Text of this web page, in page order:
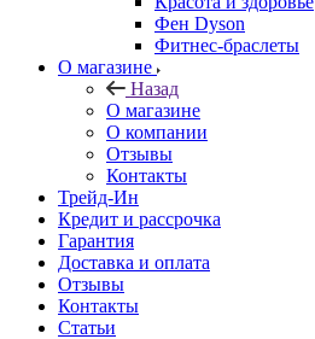
Фен Dyson
Фитнес-браслеты
О магазине
Назад
О магазине
О компании
Отзывы
Контакты
Трейд-Ин
Кредит и рассрочка
Гарантия
Доставка и оплата
Отзывы
Контакты
Статьи